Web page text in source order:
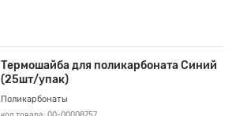
Термошайба для поликарбоната Синий
(25шт/упак)
Поликарбонаты